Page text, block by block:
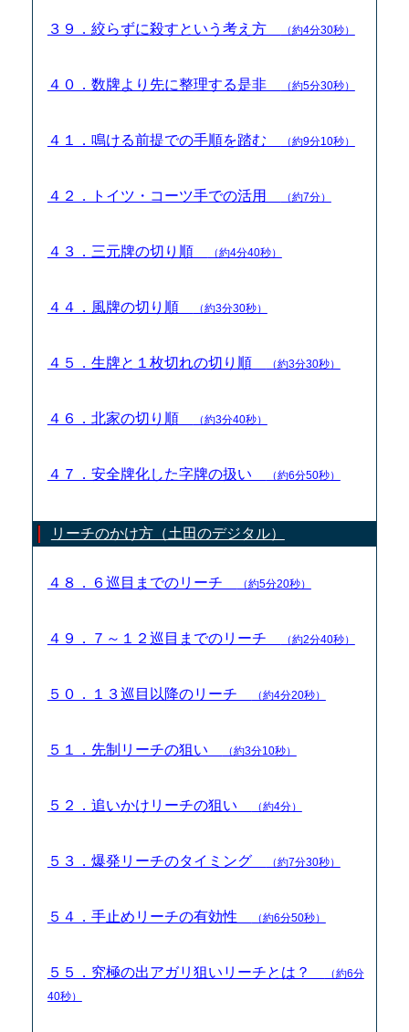
３９．絞らずに殺すという考え方 （約4分30秒）
４０．数牌より先に整理する是非 （約5分30秒）
４１．鳴ける前提での手順を踏む （約9分10秒）
４２．トイツ・コーツ手での活用 （約7分）
４３．三元牌の切り順 （約4分40秒）
４４．風牌の切り順 （約3分30秒）
４５．生牌と１枚切れの切り順 （約3分30秒）
４６．北家の切り順 （約3分40秒）
４７．安全牌化した字牌の扱い （約6分50秒）
リーチのかけ方（土田のデジタル）
４８．６巡目までのリーチ （約5分20秒）
４９．７～１２巡目までのリーチ （約2分40秒）
５０．１３巡目以降のリーチ （約4分20秒）
５１．先制リーチの狙い （約3分10秒）
５２．追いかけリーチの狙い （約4分）
５３．爆発リーチのタイミング （約7分30秒）
５４．手止めリーチの有効性 （約6分50秒）
５５．究極の出アガリ狙いリーチとは？
（約6分
40秒）